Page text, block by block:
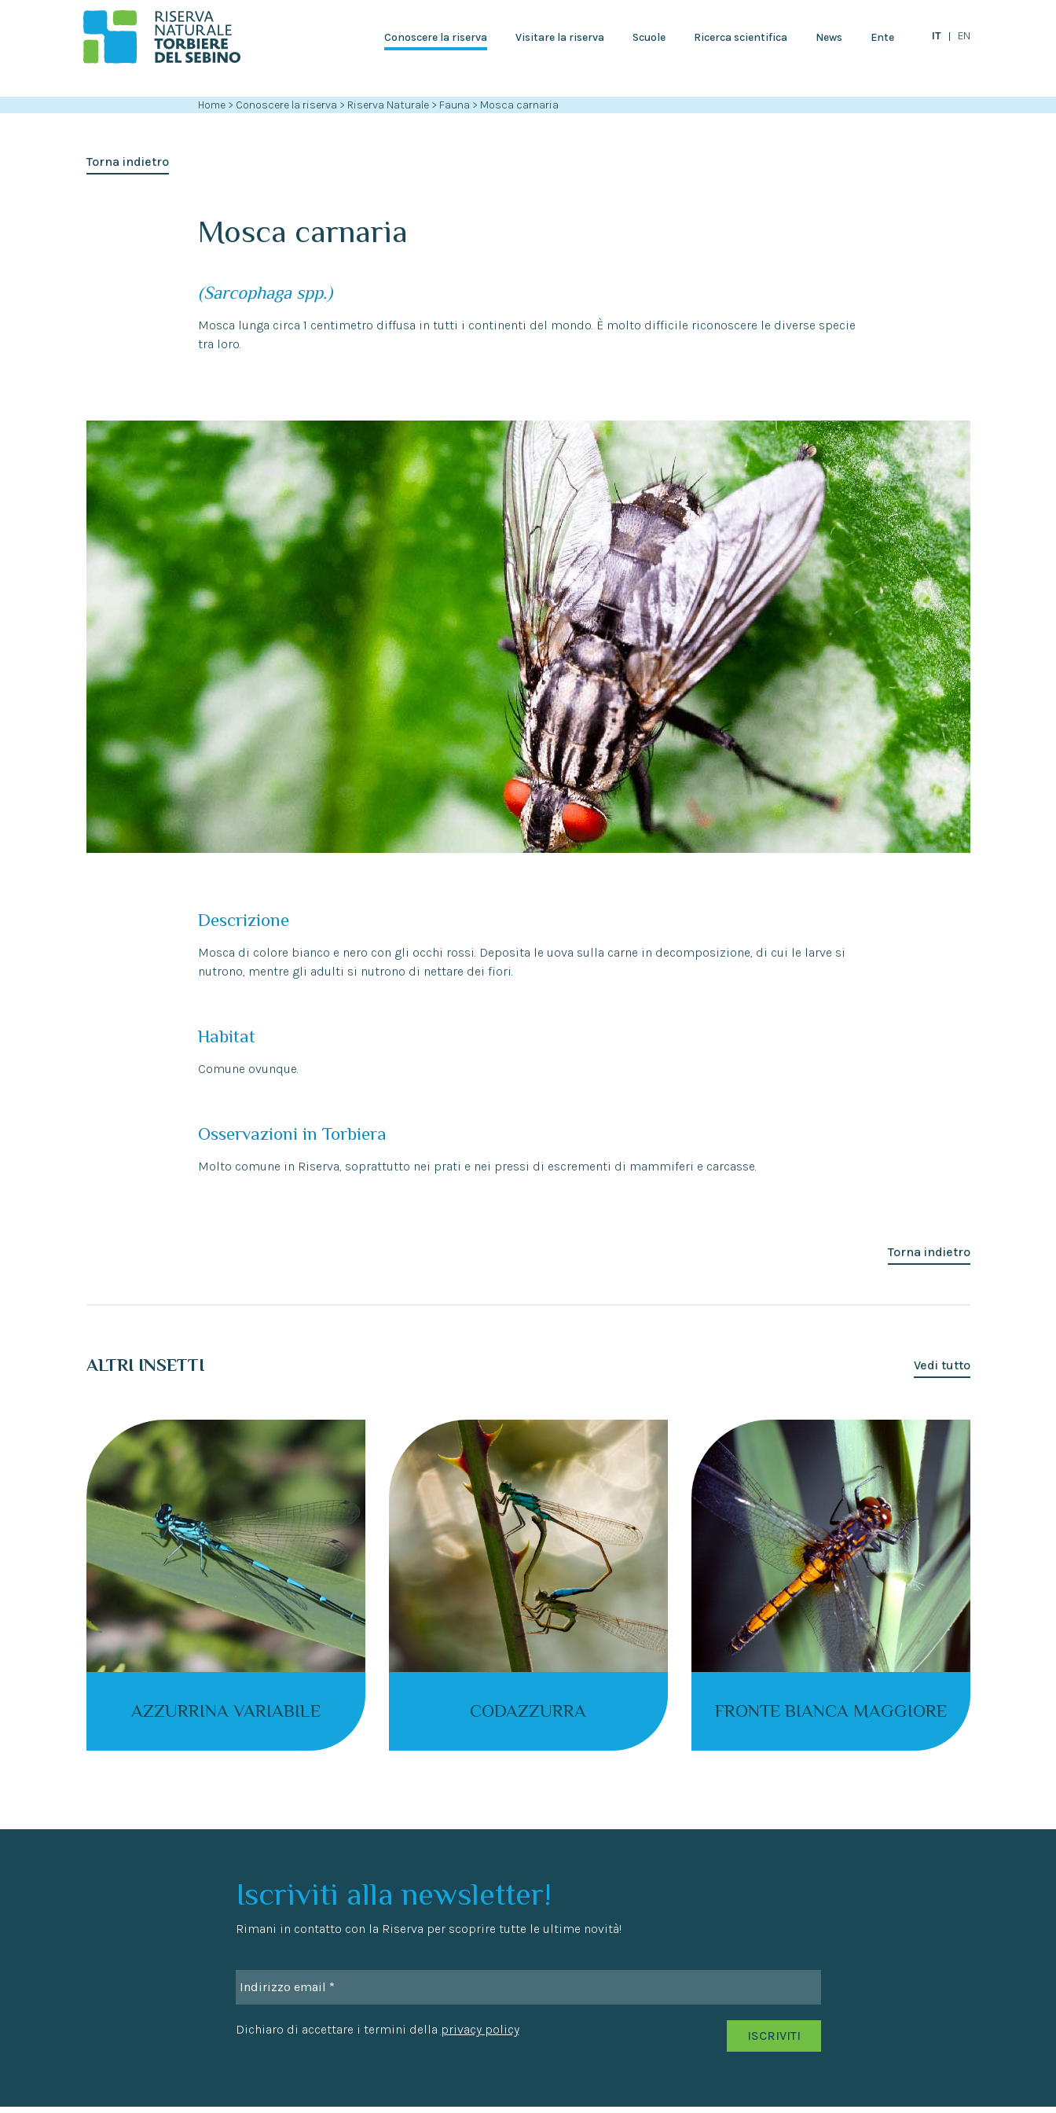
Conoscere la riserva Visitare la riserva Scuole Ricerca scientifica News Ente IT EN
Home > Conoscere la riserva > Riserva Naturale > Fauna > Mosca carnaria
Torna indietro
Mosca carnaria
(Sarcophaga spp.)
Mosca lunga circa 1 centimetro diffusa in tutti i continenti del mondo. È molto difficile riconoscere le diverse specie
tra loro.
Descrizione
Mosca di colore bianco e nero con gli occhi rossi. Deposita le uova sulla carne in decomposizione, di cui le larve si
nutrono, mentre gli adulti si nutrono di nettare dei fiori.
Habitat
Comune ovunque.
Osservazioni in Torbiera
Molto comune in Riserva, soprattutto nei prati e nei pressi di escrementi di mammiferi e carcasse.
Torna indietro
ALTRI INSETTI Vedi tutto
AZZURRINA VARIABILE CODAZZURRA FRONTE BIANCA MAGGIORE
Iscriviti alla newsletter!
Rimani in contatto con la Riserva per scoprire tutte le ultime novità!
Dichiaro di accettare i termini della privacy policy